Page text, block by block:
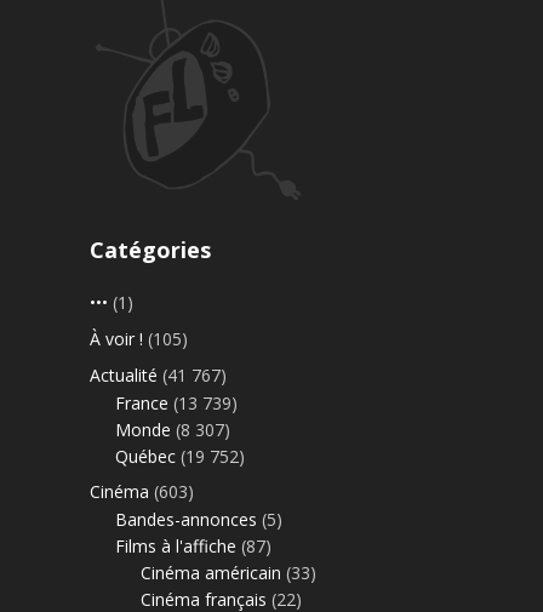
Catégories
••• (1)
À voir ! (105)
Actualité (41 767)
France (13 739)
Monde (8 307)
Québec (19 752)
Cinéma (603)
Bandes-annonces (5)
Films à l'affiche (87)
Cinéma américain (33)
Cinéma français (22)